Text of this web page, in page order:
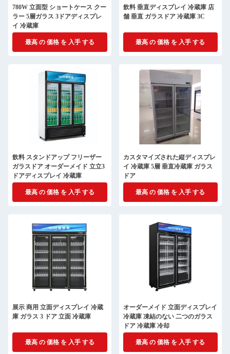
780W 立面型 ショートケース クー
ラー 5層ガラス 3ドアディスプレ
イ 冷蔵庫
最高 の 価格 を 入手 する
飲料 垂直ディスプレイ 冷蔵庫 店
舗 垂直 ガラスドア 冷蔵庫 3C
最高 の 価格 を 入手 する
飲料 スタンドアップ フリーザー
ガラスドア オーダーメイド 立立3
ドアディスプレイ 冷蔵庫
最高 の 価格 を 入手 する
カスタマイズされた縦ディスプレ
イ 冷蔵庫 5層 垂直冷蔵庫 ガラス
ドア
最高 の 価格 を 入手 する
展示 商用 立面ディスプレイ 冷蔵
庫 ガラス 3 ドア 立面 冷蔵庫
最高 の 価格 を 入手 する
オーダーメイド 立面ディスプレイ
冷蔵庫 凍結のない 二つのガラス
ドア 冷蔵庫 冷却
最高 の 価格 を 入手 する